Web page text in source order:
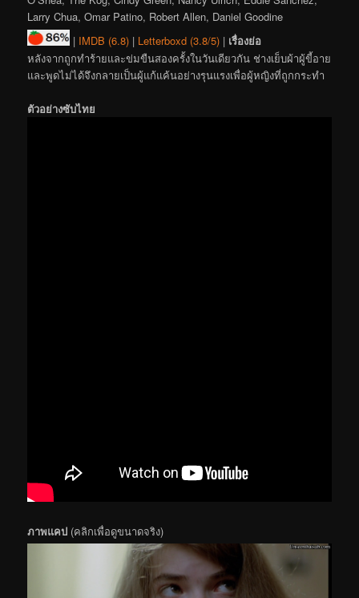
Larry Chua, Omar Patino, Robert Allen, Daniel Goodine
| IMDB (6.8)| Letterboxd (3.8/5)| เรื่องย่อ
หลังจากถูกทำร้ายและข่มขืนสองครั้งในวันเดียวกัน ช่างเย็บผ้าผู้ขี้อาย
และพูดไม่ได้จึงกลายเป็นผู้แก้แค้นอย่างรุนแรงเพื่อผู้หญิงที่ถูกกระทำ
ตัวอย่างซับไทย
ภาพแคป (คลิกเพื่อดูขนาดจริง)